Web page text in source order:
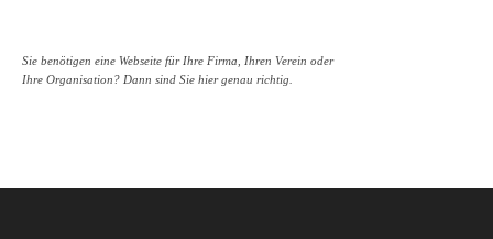
Sie benötigen eine Webseite für Ihre Firma, Ihren Verein oder
Ihre Organisation? Dann sind Sie hier genau richtig.